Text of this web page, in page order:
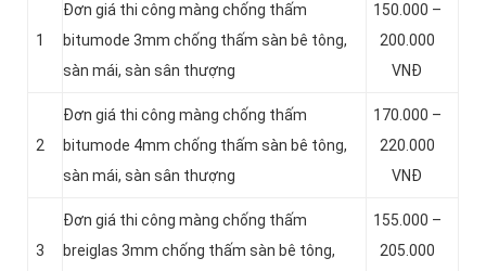
1
Đơn giá thi công màng chống thấm
bitumode 3mm chống thấm sàn bê tông,
sàn mái, sàn sân thượng
150.000 –
200.000
VNĐ
2
Đơn giá thi công màng chống thấm
bitumode 4mm chống thấm sàn bê tông,
sàn mái, sàn sân thượng
170.000 –
220.000
VNĐ
3
Đơn giá thi công màng chống thấm
breiglas 3mm chống thấm sàn bê tông,
155.000 –
205.000